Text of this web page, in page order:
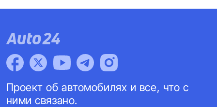
Проект об автомобилях и все, что с
ними связано.